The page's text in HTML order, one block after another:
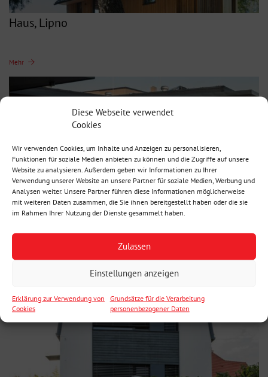
Diese Webseite verwendet
Cookies
Wir verwenden Cookies, um Inhalte und Anzeigen zu personalisieren,
Funktionen für soziale Medien anbieten zu können und die Zugriffe auf unsere
Website zu analysieren. Außerdem geben wir Informationen zu Ihrer
Verwendung unserer Website an unsere Partner für soziale Medien, Werbung und
Analysen weiter. Unsere Partner führen diese Informationen möglicherweise
mit weiteren Daten zusammen, die Sie ihnen bereitgestellt haben oder die sie
im Rahmen Ihrer Nutzung der Dienste gesammelt haben.
Zulassen
Einstellungen anzeigen
Erklärung zur Verwendung von
Cookies
Grundsätze für die Verarbeitung
personenbezogener Daten
Haus, Lipno
Mehr
Einfamilienhaus, Ostrava
Mehr